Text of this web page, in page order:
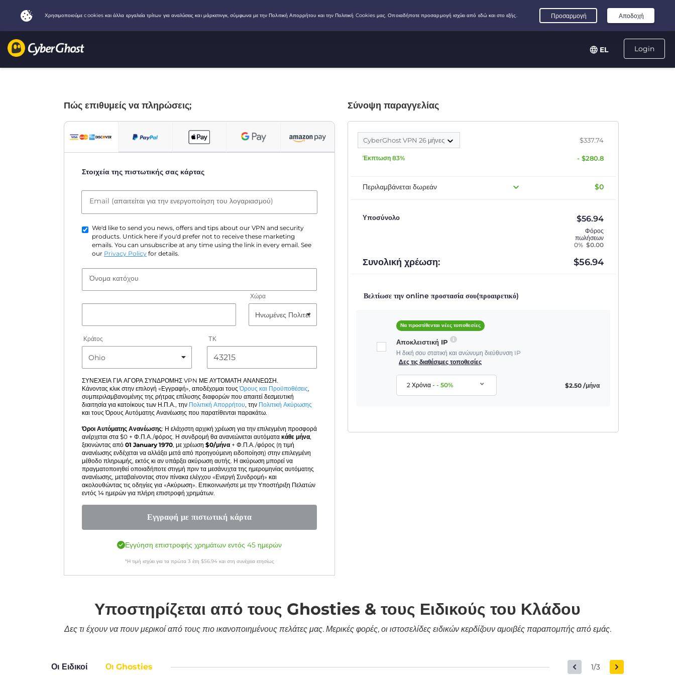
Login
EL
Πώς επιθυμείς να πληρώσεις;
Στοιχεία της πιστωτικής σας κάρτας
Email (απαιτείται για την ενεργοποίηση του λογαριασμού)
We'd like to send you news, offers and tips about our VPN and security
products. Untick here if you'd prefer not to receive these marketing
emails. You can unsubscribe at any time using the link in every email. See
our Privacy Policy for details.
Όνομα κατόχου
Χώρα
Κράτος ΤΚ
ΣΥΝΕΧΕΙΑ ΓΙΑ ΑΓΟΡΑ ΣΥΝΔΡΟΜΗΣ VPN ΜΕ ΑΥΤΟΜΑΤΗ ΑΝΑΝΕΩΣΗ.
Κάνοντας κλικ στην επιλογή «Εγγραφή», αποδέχομαι τουςΌρους και Προϋποθέσεις,
συμπεριλαμβανομένης της ρήτρας επίλυσης διαφορών που απαιτεί δεσμευτική
διαιτησία για κατοίκους των Η.Π.Α., την Πολιτική Απορρήτου, την Πολιτική Ακύρωσης
και τους Όρους Αυτόματης Ανανέωσης που παρατίθενται παρακάτω.
Όροι Αυτόματης Ανανέωσης: Η ελάχιστη αρχική χρέωση για την επιλεγμένη προσφορά
ανέρχεται στα $0 + Φ.Π.Α./φόρος. Η συνδρομή θα ανανεώνεται αυτόματα κάθε μήνα,
ξεκινώντας από 01 January 1970, με χρέωση $0/μήνα + Φ.Π.Α./φόρος (η τιμή
ανανέωσης ενδέχεται να αλλάξει μετά από προηγούμενη ειδοποίηση) στην επιλεγμένη
μέθοδο πληρωμής, εκτός κι αν υπάρξει ακύρωση αυτής. Η ακύρωση μπορεί να
πραγματοποιηθεί οποιαδήποτε στιγμή πριν τα μεσάνυχτα της ημερομηνίας αυτόματης
ανανέωσης, μεταβαίνοντας στον πίνακα ελέγχου «Ενεργή Συνδρομή» και
ακολουθώντας τις οδηγίες για «Ακύρωση». Επικοινωνήστε με την Υποστήριξη Πελατών
εντός 14 ημερών για πλήρη επιστροφή χρημάτων.
Εγγραφή με πιστωτική κάρτα
Εγγύηση επιστροφής χρημάτων εντός 45 ημερών
*Η τιμή ισχύει για τα πρώτα 3 έτη $56.94και στη συνέχεια ετησίως
Σύνοψη παραγγελίας
CyberGhost VPN 26 μήνες $337.74
Έκπτωση 83% - $280.8
Περιλαμβάνεται δωρεάν $0
Υποσύνολο $56.94
Φόρος
πωλήσεων
0% $0.00
Συνολική χρέωση: $56.94
Βελτίωσε την online προστασία σου(προαιρετικό)
Να προστίθενται νέες τοποθεσίες
Αποκλειστική IP
Η δική σου στατική και ανώνυμη διεύθυνση IP
Δες τις διαθέσιμες τοποθεσίες
2 Χρόνια--50% $2.50 /μήνα
Υποστηρίζεται από τους Ghosties & τους Ειδικούς του Κλάδου
Δες τι έχουν να πουν μερικοί από τους πιο ικανοποιημένους πελάτες μας. Μερικές φορές, οι ιστοσελίδες ειδικών κερδίζουν αμοιβές παραπομπής από εμάς.
Οι Ειδικοί Οι Ghosties 1/3